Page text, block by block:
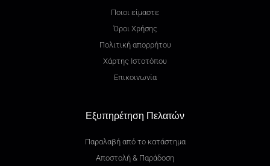
Ποιοι είμαστε
Όροι Χρήσης
Πολιτική απορρήτου
Χάρτης Ιστοτόπου
Επικοινωνία
Εξυπηρέτηση Πελατών
Παραλαβή από το κατάστημα
Αποστολή & Παράδοση